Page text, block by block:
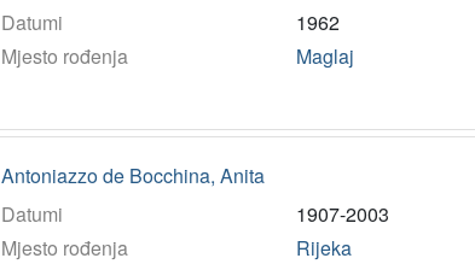
Datumi
1962
Mjesto rođenja
Maglaj
Antoniazzo de Bocchina, Anita
Datumi
1907-2003
Mjesto rođenja
Rijeka